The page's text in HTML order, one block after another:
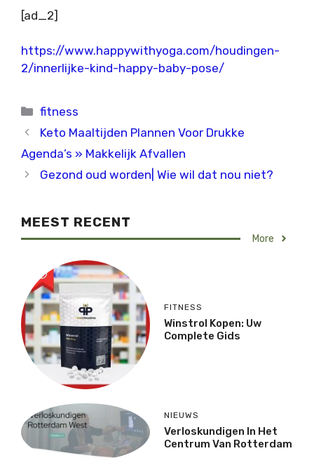
[ad_2]
https://www.happywithyoga.com/houdingen-
2/innerlijke-kind-happy-baby-pose/
Categorieën
fitness
Keto Maaltijden Plannen Voor Drukke
Agenda’s » Makkelijk Afvallen
Gezond oud worden| Wie wil dat nou niet?
MEEST RECENT
More
FITNESS
Winstrol Kopen: Uw
Complete Gids
NIEUWS
Verloskundigen In Het
Centrum Van Rotterdam